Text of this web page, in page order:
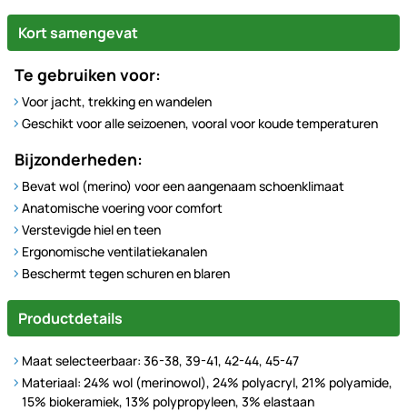
Kort samengevat
Te gebruiken voor:
Voor jacht, trekking en wandelen
Geschikt voor alle seizoenen, vooral voor koude temperaturen
Bijzonderheden:
Bevat wol (merino) voor een aangenaam schoenklimaat
Anatomische voering voor comfort
Verstevigde hiel en teen
Ergonomische ventilatiekanalen
Beschermt tegen schuren en blaren
Productdetails
Maat selecteerbaar: 36-38, 39-41, 42-44, 45-47
Materiaal: 24% wol (merinowol), 24% polyacryl, 21% polyamide,
15% biokeramiek, 13% polypropyleen, 3% elastaan